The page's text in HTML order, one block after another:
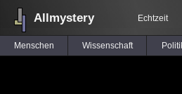
Allmystery Echtzeit
Menschen Wissenschaft